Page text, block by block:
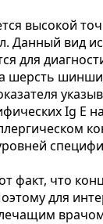
высокой
Данный вид
для
шерсть
Ig E
факт, что
для